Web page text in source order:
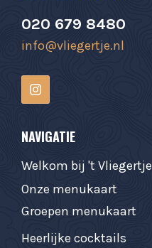
020 679 8480
info@vliegertje.nl
NAVIGATIE
Welkom bij 't Vliegertje
Onze menukaart
Groepen menukaart
Heerlijke cocktails